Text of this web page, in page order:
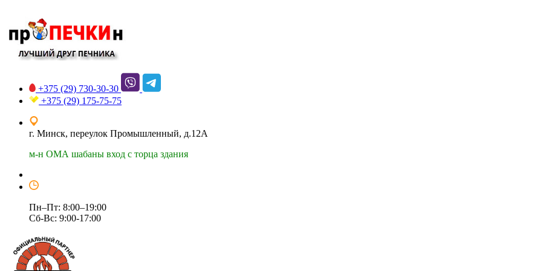
+375 (29) 730-30-30
+375 (29) 175-75-75
г. Минск, переулок Промышленный, д.12А
м-н ОМА шабаны вход с торца здания
Пн–Пт: 8:00–19:00
Сб-Вс: 9:00-17:00